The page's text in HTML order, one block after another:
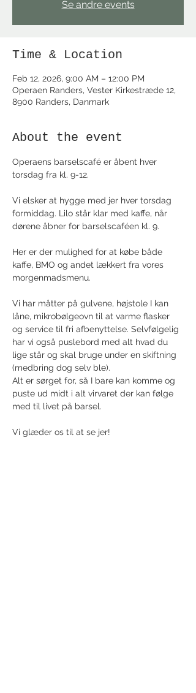
Se andre events
Time & Location
Feb 12, 2026, 9:00 AM – 12:00 PM
Operaen Randers, Vester Kirkestræde 12,
8900 Randers, Danmark
About the event
Operaens barselscafé er åbent hver
torsdag fra kl. 9-12.
Vi elsker at hygge med jer hver torsdag
formiddag. Lilo står klar med kaffe, når
dørene åbner for barselscaféen kl. 9.
Her er der mulighed for at købe både
kaffe, BMO og andet lækkert fra vores
morgenmadsmenu.
Vi har måtter på gulvene, højstole I kan
låne, mikrobølgeovn til at varme flasker
og service til fri afbenyttelse. Selvfølgelig
har vi også puslebord med alt hvad du
lige står og skal bruge under en skiftning
(medbring dog selv ble).
Alt er sørget for, så I bare kan komme og
puste ud midt i alt virvaret der kan følge
med til livet på barsel.
Vi glæder os til at se jer!